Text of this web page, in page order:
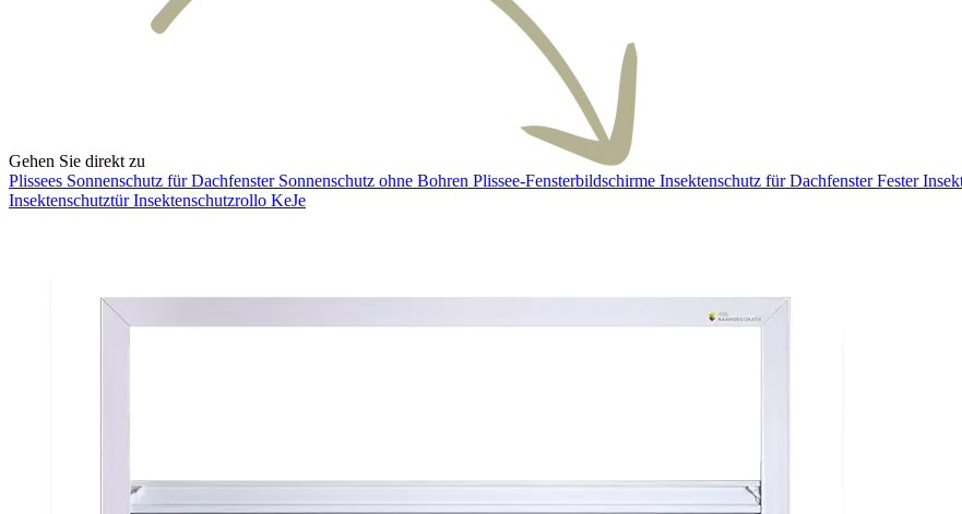
Gehen Sie direkt zu
Plissees Sonnenschutz für Dachfenster Sonnenschutz ohne Bohren Plissee-Fensterbildschirme Insektenschutz für DachfensterFester
InsektenschutztürInsektenschutzrollo KeJe